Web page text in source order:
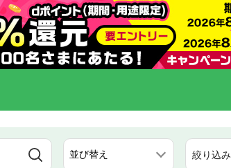
絞り込み